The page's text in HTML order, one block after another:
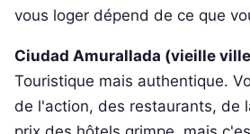
vous loger dépend de ce que
Ciudad Amurallada (vieille
Touristique mais authentique.
de l'action, des restaurants, de